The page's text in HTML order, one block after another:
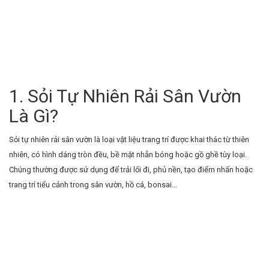
1. Sỏi Tự Nhiên Rải Sân Vườn
Là Gì?
Sỏi tự nhiên rải sân vườn là loại vật liệu trang trí được khai thác từ thiên
nhiên, có hình dáng tròn đều, bề mặt nhẵn bóng hoặc gồ ghề tùy loại.
Chúng thường được sử dụng để trải lối đi, phủ nền, tạo điểm nhấn hoặc
trang trí tiểu cảnh trong sân vườn, hồ cá, bonsai…